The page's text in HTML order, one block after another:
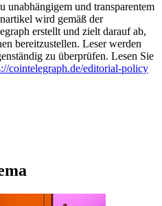
unabhängigem und transparentem
wird gemäß der
erstellt und zielt darauf ab,
bereitzustellen. Leser werden
zu überprüfen. Lesen Sie
cointelegraph.de/editorial-policy